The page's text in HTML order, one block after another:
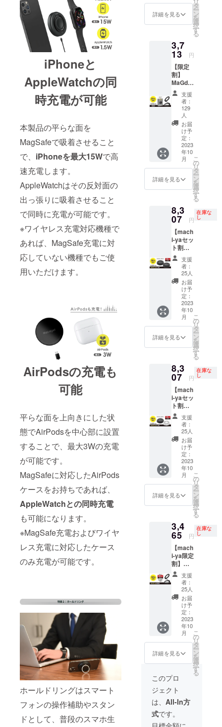
iPhoneと
AppleWatchの同
時充電が可能
本製品の平らな面を
MagSafeで吸着させること
で、 iPhoneを最大15Wで高
速充電します。
AppleWatchはその反対面の
出っ張りに吸着させること
で同時に充電が可能です。
※ワイヤレス充電対応機種で
あれば、MagSafe充電に対
応していない機種でもご使
用いただけます。
AirPodsの充電も
可能
平らな面を上向きにした状
態でAirPodsを中心部に設置
することで、最大3Wの充電
が可能です。
MagSafeに対応したAirPods
ケースをお持ちであれば、
AppleWatchとの同時充電
も可能になります。
※MagSafe充電およびワイヤ
レス充電に対応したケース
のみ充電が可能です。
ホールドリングはスマート
フォンの操作補助やスタン
ドとして、普段のスマホ生
MaGdg
et
Support
USB
Type-C
ル ×2 ・
日本語
取扱説
明書 ×2
・保証
書 ×2 ※
送料・
消費税
込み
込）
→8,437
円（税
予定価
格：
6,490円
×2＝
12,980
円（税
込） ■
リター
ン内容
MaGdg
Charge
Ring ×2
MaGdg
et
Support
Type-C
ケーブ
ル ×2 ・
日本語
取扱説
明書 ×2
・保証
書 ×2 ※
送料・
消費税
込み
詳細を見る
リ
タ
ー
ン
を
選
択
す
る
3,7
13 円
【限定
割】
MaGdg
et
Stand
≪25％
OFF≫
4,950円
（税
込）
→3,713
円（税
込） 一
般販売
予定価
4,950円
込）
※MaGd
Charge
Ringは
付属し
ませ
ん。 ■
リター
ン内容
MaGdg
Stand
(Black)
・
MaGdg
MaGdg
et
Support
Plate ・
日本語
取扱説
明書 ・
保証書
※送料・
消費税
込み
支援
者：
129
人
お届
け予
定：
2023
年10
月
詳細を見る
こ
の
リ
タ
ー
ン
を
選
択
す
る
8,3
07 円
在庫な
し
【mach
i-yaセッ
ト割】
MaGdg
et
Charge
Ring
Black×
≪36％
OFF≫
12,980
円（税
込）
→8,307
般販売
予定価
格：
6,490円
×2＝
12,980
円（税
込） ■
リター
ン内容
MaGdg
Charge
Ring ×2
・
MaGdg
Support
×2 ・
USB
ケーブ
ル ×2 ・
日本語
取扱説
明書 ×2
・保証
書 ×2 ※
送料・
消費税
込み
支援
者：
25人
お届
け予
定：
2023
年10
月
詳細を見る
こ
の
リ
タ
ー
ン
を
選
択
す
る
8,3
07 円
在庫な
し
【mach
i-yaセッ
ト割】
MaGdg
et
Charge
Ring
Black＋
White
≪36％
OFF≫
12,980
円（税
込）
→8,307
般販売
予定価
格：
6,490円
×2＝
12,980
円（税
込） ■
リター
ン内容
MaGdg
Charge
Ring ×2
・
MaGdg
Support
Plate
USB
Type-C
ケーブ
ル ×2 ・
日本語
支援
者：
25人
お届
け予
定：
2023
年10
月
詳細を見る
こ
の
リ
タ
ー
ン
を
選
択
す
る
3,4
65 円
在庫な
し
【mach
i-ya限定
割】
MaGdg
et
Stand
≪30％
OFF≫
4,950円
（税
込）
→3,465
円（税
込） 一
般販売
格：
4,950円
（税
込）
※MaGd
get
Charge
支援
者：
25人
お届
け予
定：
2023
年10
月
詳細を見る
こ
の
リ
タ
ー
ン
を
選
択
す
る
このプロ
ジェクト
は、 All-In方
式です。